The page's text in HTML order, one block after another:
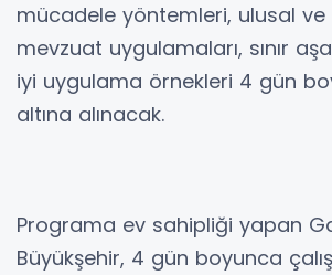
mücadele yöntemleri, ulusal ve
mevzuat uygulamaları, sınır
iyi uygulama örnekleri 4 gün
altına alınacak.
Programa ev sahipliği yapan
Büyükşehir, 4 gün boyunca